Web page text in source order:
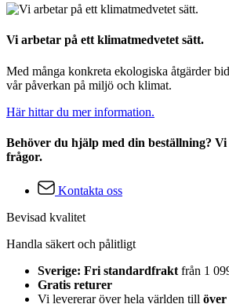
Vi arbetar på ett klimatmedvetet sätt.
Med många konkreta ekologiska åtgärder
vår påverkan på miljö och klimat.
Här hittar du mer information.
Behöver du hjälp med din beställning?
frågor.
Kontakta oss
Bevisad kvalitet
Handla säkert och pålitligt
Sverige: Fri standardfrakt från 1
Gratis returer
Vi levererar över hela världen till över